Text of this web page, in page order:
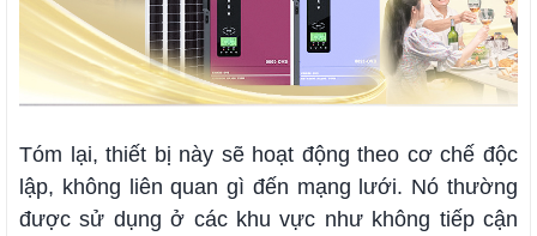
Tóm lại, thiết bị này sẽ hoạt động theo cơ chế độc
lập, không liên quan gì đến mạng lưới. Nó thường
được sử dụng ở các khu vực như không tiếp cận